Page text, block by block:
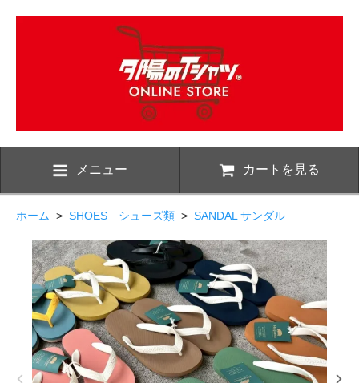
メニュー カートを見る
ホーム > SHOES シューズ類 > SANDAL サンダル